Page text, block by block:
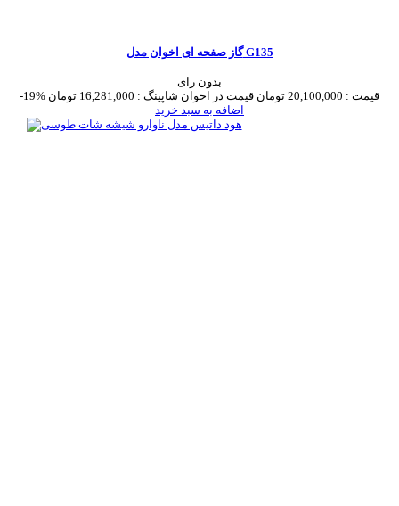
گاز صفحه ای اخوان مدل G135
بدون رای
-19%
قیمت : 20,100,000 تومان قیمت در اخوان شاپینگ : 16,281,000 تومان
اضافه به سبد خرید